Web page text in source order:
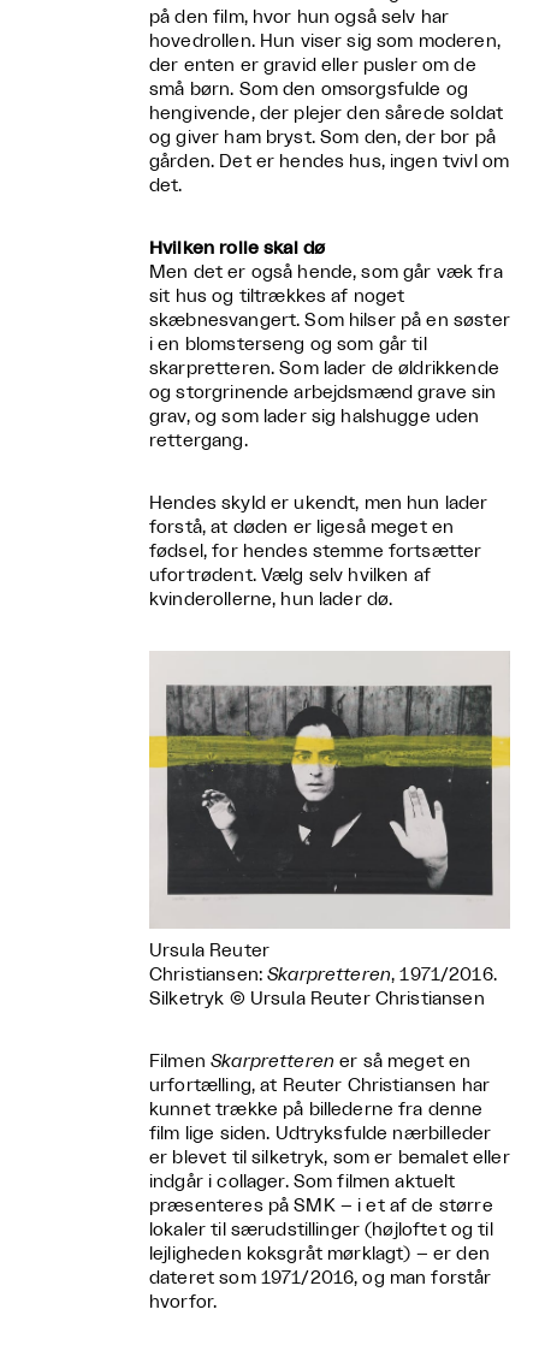
på den film, hvor hun også selv har
hovedrollen. Hun viser sig som moderen,
der enten er gravid eller pusler om de
små børn. Som den omsorgsfulde og
hengivende, der plejer den sårede soldat
og giver ham bryst. Som den, der bor på
gården. Det er hendes hus, ingen tvivl om
det.
Hvilken rolle skal dø
Men det er også hende, som går væk fra
sit hus og tiltrækkes af noget
skæbnesvangert. Som hilser på en søster
i en blomsterseng og som går til
skarpretteren. Som lader de øldrikkende
og storgrinende arbejdsmænd grave sin
grav, og som lader sig halshugge uden
rettergang.
Hendes skyld er ukendt, men hun lader
forstå, at døden er ligeså meget en
fødsel, for hendes stemme fortsætter
ufortrødent. Vælg selv hvilken af
kvinderollerne, hun lader dø.
Ursula Reuter
Christiansen:Skarpretteren, 1971/2016.
Silketryk © Ursula Reuter Christiansen
FilmenSkarpretteren er så meget en
urfortælling, at Reuter Christiansen har
kunnet trække på billederne fra denne
film lige siden. Udtryksfulde nærbilleder
er blevet til silketryk, som er bemalet eller
indgår i collager. Som filmen aktuelt
præsenteres på SMK – i et af de større
lokaler til særudstillinger (højloftet og til
lejligheden koksgråt mørklagt) – er den
dateret som 1971/2016, og man forstår
hvorfor.